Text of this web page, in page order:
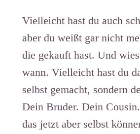
Vielleicht hast du auch
aber du weißt gar nicht
die gekauft hast. Und
wann. Vielleicht hast du
selbst gemacht, sondern
Dein Bruder. Dein
das jetzt aber selbst